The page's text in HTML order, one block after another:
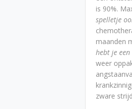
is 90%.
spelletje
maanden
hebt je
weer
zware